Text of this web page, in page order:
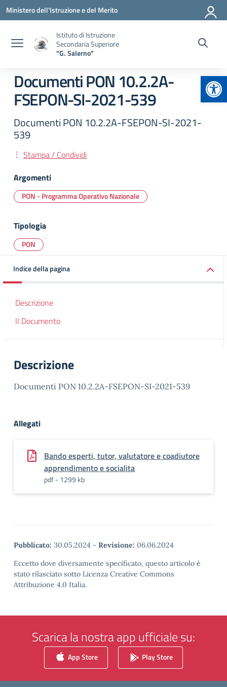
Vai ai contenuti
Vai al menu di navigazione
Vai al footer
Ministero dell'Istruzione e del Merito
Istituto di Istruzione
Secondaria Superiore
"G. Salerno"
Documenti PON 10.2.2A-
FSEPON-SI-2021-539
Documenti PON 10.2.2A-FSEPON-SI-2021-
539
Stampa / Condividi
Argomenti
PON - Programma Operativo Nazionale
Tipologia
PON
Indice della pagina
Descrizione
Il Documento
Descrizione
Documenti PON 10.2.2A-FSEPON-SI-2021-539
Allegati
Bando esperti, tutor, valutatore e coadiutore
apprendimento e socialita
pdf - 1299 kb
Pubblicato: 30.05.2024 - Revisione: 06.06.2024
Eccetto dove diversamente specificato, questo articolo è
stato rilasciato sotto Licenza Creative Commons
Attribuzione 4.0 Italia.
Scarica la nostra app ufficiale su:
App Store Play Store